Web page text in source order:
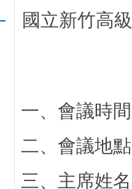
國立新竹高
一、會議時
二、會議地
三、主席姓